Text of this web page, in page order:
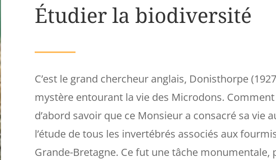
Étudier la biodiversité
C’est le grand chercheur anglais, Donisthorpe
mystère entourant la vie des Microdons. Comment
d’abord savoir que ce Monsieur a consacré sa vie
l’étude de tous les invertébrés associés aux
Grande-Bretagne. Ce fut une tâche monumentale,